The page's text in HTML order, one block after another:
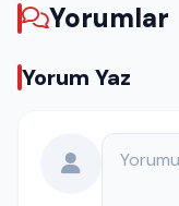
Yorumlar
Yorum Yaz
Yorumunuz